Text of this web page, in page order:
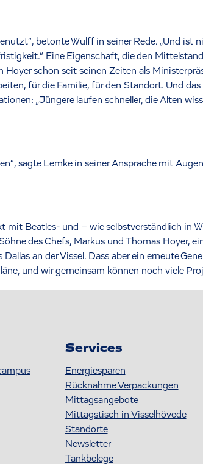
betonte Wulff in seiner Rede. „Und ist
Eine Eigenschaft, die den
schon seit seinen Zeiten als
für die Familie, für den Standort. Und
„Jüngere laufen schneller, die Alten
sagte Lemke in seiner Ansprache mit
Beatles- und – wie selbstverständlich in
des Chefs, Markus und Thomas Hoyer,
an der Vissel. Dass aber ein erneute
und wir gemeinsam können noch viele
Services
Energiesparen
Rücknahme Verpackungen
Mittagsangebote
Mittagstisch in Visselhövede
Standorte
Newsletter
Tankbelege